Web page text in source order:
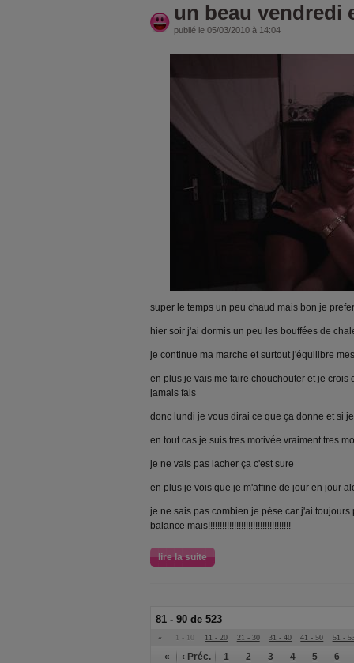
un beau vendredi
publié le 05/03/2010 à 14:04
super le temps un peu chaud mais bon je
hier soir j'ai dormis un peu les bouffées de
je continue ma marche et surtout j'équilibre
en plus je vais me faire chouchouter et je crois
jamais fais
donc lundi je vous dirai ce que ça donne et si
en tout cas je suis tres motivée vraiment tres
je ne vais pas lacher ça c'est sure
en plus je vois que je m'affine de jour en jour
je ne sais pas combien je pèse car j'ai
balance mais!!!!!!!!!!!!!!!!!!!!!!!!!!!!!!!!!!!
lire la suite
81 - 90 de 523
« 1 - 10 11 - 20 21 - 30 31 - 40 41 - 50 51 -
« ‹ Préc. 1 2 3 4 5 6